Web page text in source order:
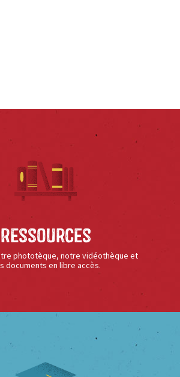
Ressources
phototèque, notre vidéothèque et
documents en libre accès.